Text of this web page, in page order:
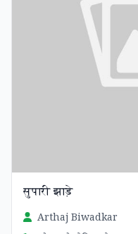
सुपारी झाड़े
Arthaj Biwadkar